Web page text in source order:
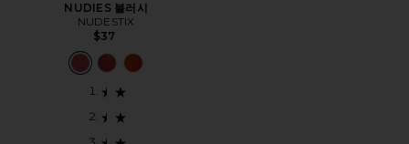
NUDIES 블러시
NUDESTIX
$37